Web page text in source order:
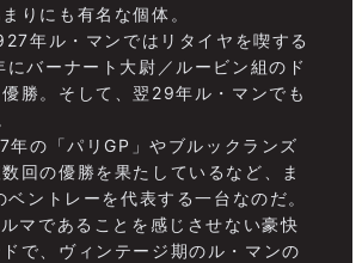
りにも有名な個体。
年ル・マンではリタイヤを喫する
にバーナート大尉／ルービン組のド
勝。そして、翌29年ル・マンでも
年の「パリGP」やブルックランズ
回の優勝を果たしているなど、ま
ベントレーを代表する一台なのだ。
マであることを感じさせない豪快
で、ヴィンテージ期のル・マンの